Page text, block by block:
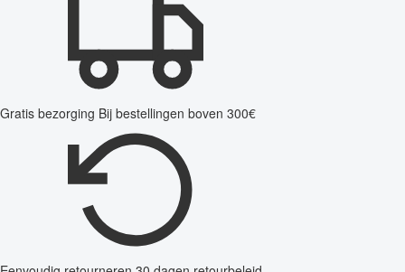
Gratis bezorging Bij bestellingen boven 300€